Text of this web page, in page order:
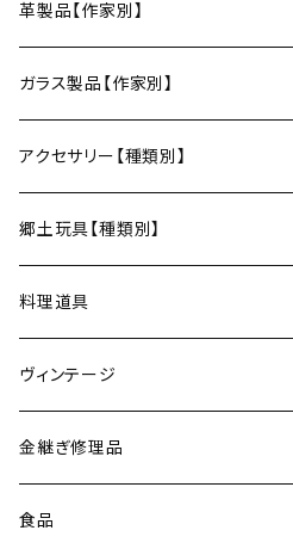
菓子切
鍋敷き
ポットマット
仁堂窯 大森宏明（備前焼／岡山）
梅山窯（砥部焼／愛媛）
宗像窯（会津本郷焼／福島）
松永窯（大堀相馬焼／福島）
黒照 クロテラス（大堀相馬焼／福島）
唐木田窯（松代焼／長野）
古谷製陶所（信楽焼／滋賀）
山内卓夫（信楽焼／滋賀）
美濃和紙（岐阜）
棕櫚箒（和歌山）
和箒（栃木）
和箒（群馬）
盆ざる
かご
革製品【作家別】
Therese（奈良）
ガラス製品【作家別】
Taiga Glass（群馬）
アクセサリー【種類別】
ネックレス
ブレスレット
リング
イヤリング・ピアス
ヘアアクセサリー
郷土玩具【種類別】
会津張り子（福島）
料理道具
ヴィンテージ
金継ぎ修理品
食品